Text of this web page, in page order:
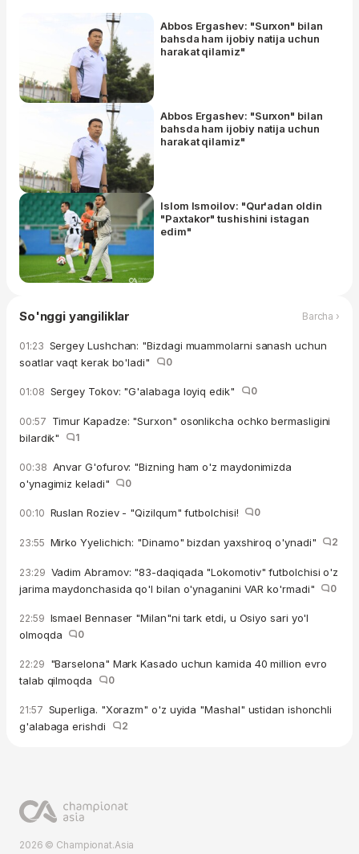
Abbos Ergashev: "Surxon" bilan
bahsda ham ijobiy natija uchun
harakat qilamiz"
Abbos Ergashev: "Surxon" bilan
bahsda ham ijobiy natija uchun
harakat qilamiz"
Islom Ismoilov: "Qur'adan oldin
"Paxtakor" tushishini istagan
edim"
So'nggi yangiliklar Barcha ›
01:23 Sergey Lushchan: "Bizdagi muammolarni sanash uchun
soatlar vaqt kerak bo'ladi"
0
01:08 Sergey Tokov: "G'alabaga loyiq edik" 0
00:57 Timur Kapadze: "Surxon" osonlikcha ochko bermasligini
bilardik"
1
00:38 Anvar G'ofurov: "Bizning ham o'z maydonimizda
o'ynagimiz keladi"
0
00:10 Ruslan Roziev - "Qizilqum" futbolchisi! 0
23:55 Mirko Yyelichich: "Dinamo" bizdan yaxshiroq o'ynadi" 2
23:29 Vadim Abramov: "83-daqiqada "Lokomotiv" futbolchisi o'z
jarima maydonchasida qo'l bilan o'ynaganini VAR ko'rmadi"
0
22:59 Ismael Bennaser "Milan"ni tark etdi, u Osiyo sari yo'l
olmoqda
0
22:29 "Barselona" Mark Kasado uchun kamida 40 million evro
talab qilmoqda
0
21:57 Superliga. "Xorazm" o'z uyida "Mashal" ustidan ishonchli
g'alabaga erishdi
2
2026 © Championat.Asia